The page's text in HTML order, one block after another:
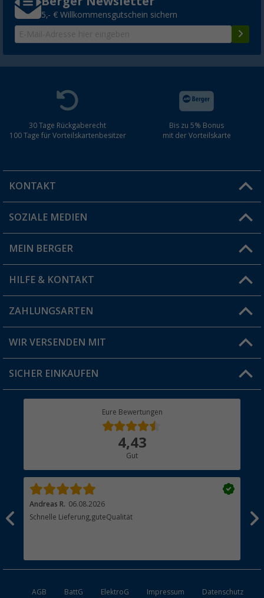
5,- € Willkommensgutschein sichern
30 Tage Rückgaberecht
100 Tage für Vorteilskartenbesitzer
Bis zu 5% Bonus
mit der Vorteilskarte
KONTAKT
Du hast eine Frage?
Filiale finden
SOZIALE MEDIEN
MEIN BERGER
Vorteilskarte
Blog
Jobs & Karriere
HILFE & KONTAKT
FAQ & Kontakt
Versandinformationen
Rücksendung
ZAHLUNGSARTEN
WIR VERSENDEN MIT
SICHER EINKAUFEN
Eure Bewertungen
4,43
Gut
Andreas R. 06.08.2026
Schnelle Lieferung,guteQualität
AGB BattG ElektroG Impressum Datenschutz